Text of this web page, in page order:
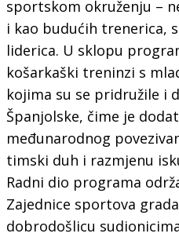
sportskom okruženju –
i kao budućih trenerica,
liderica. U sklopu
košarkaški treninzi s
kojima su se pridružile i
Španjolske, čime je
međunarodnog
timski duh i razmjenu
Radni dio programa
Zajednice sportova
dobrodošlicu